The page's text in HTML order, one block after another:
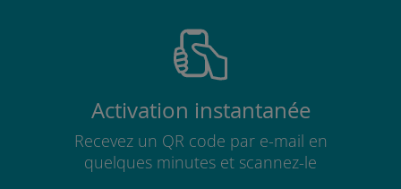
Activation instantanée
Recevez un QR code par e-mail en
quelques minutes et scannez-le